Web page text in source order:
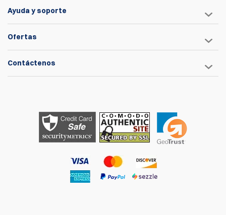
Ayuda y soporte
Ofertas
Contáctenos